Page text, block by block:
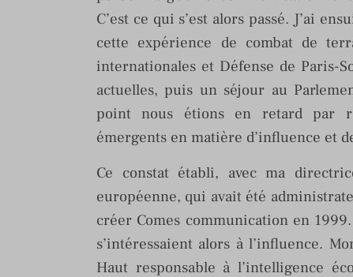
C’est ce qui s’est alors passé. J’ai
cette expérience de combat de
internationales et Défense de Paris-
actuelles, puis un séjour au
point nous étions en retard par
émergents en matière d’influence et
Ce constat établi, avec ma
européenne, qui avait été
créer Comes communication en
s’intéressaient alors à l’influence.
Haut responsable à l’intelligence